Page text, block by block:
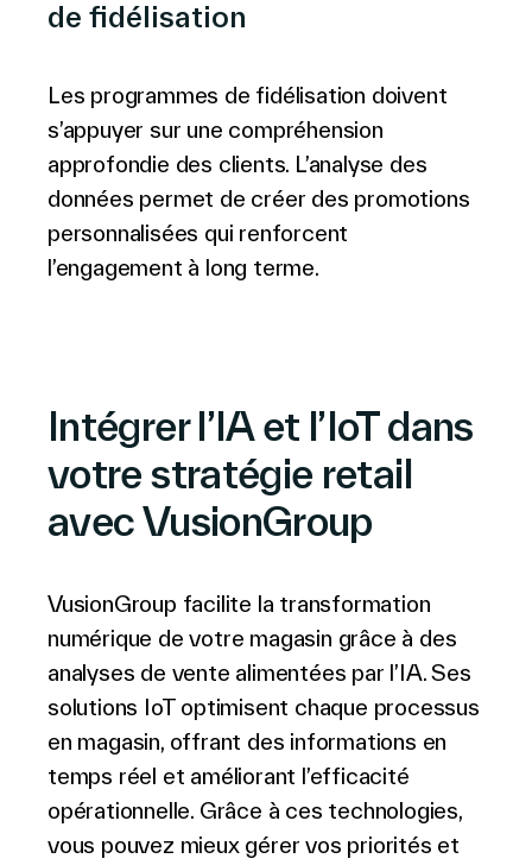
de fidélisation
Les programmes de fidélisation doivent
s’appuyer sur une compréhension
approfondie des clients. L’analyse des
données permet de créer des promotions
personnalisées qui renforcent
l’engagement à long terme.
Intégrer l’IA et l’IoT dans
votre stratégie retail
avec VusionGroup
VusionGroup facilite la transformation
numérique de votre magasin grâce à des
analyses de vente alimentées par l’IA. Ses
solutions IoT optimisent chaque processus
en magasin, offrant des informations en
temps réel et améliorant l’efficacité
opérationnelle. Grâce à ces technologies,
vous pouvez mieux gérer vos priorités et